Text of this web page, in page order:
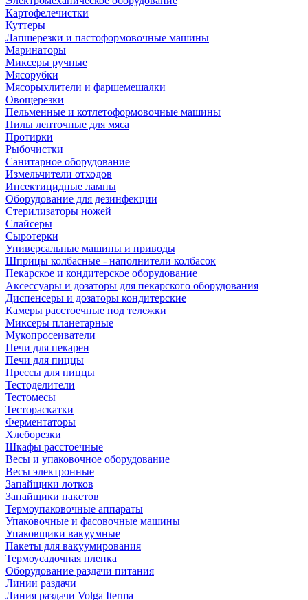
Картофелечистки
Куттеры
Лапшерезки и пастоформовочные машины
Маринаторы
Миксеры ручные
Мясорубки
Мясорыхлители и фаршемешалки
Овощерезки
Пельменные и котлетоформовочные машины
Пилы ленточные для мяса
Протирки
Рыбочистки
Санитарное оборудование
Измельчители отходов
Инсектицидные лампы
Оборудование для дезинфекции
Стерилизаторы ножей
Слайсеры
Сыротерки
Универсальные машины и приводы
Шприцы колбасные - наполнители колбасок
Пекарское и кондитерское оборудование
Аксессуары и дозаторы для пекарского оборудования
Диспенсеры и дозаторы кондитерские
Камеры расстоечные под тележки
Миксеры планетарные
Мукопросеиватели
Печи для пекарен
Печи для пиццы
Прессы для пиццы
Тестоделители
Тестомесы
Тестораскатки
Ферментаторы
Хлеборезки
Шкафы расстоечные
Весы и упаковочное оборудование
Весы электронные
Запайщики лотков
Запайщики пакетов
Термоупаковочные аппараты
Упаковочные и фасовочные машины
Упаковщики вакуумные
Пакеты для вакуумирования
Термоусадочная пленка
Оборудование раздачи питания
Линии раздачи
Линия раздачи Volga Iterma